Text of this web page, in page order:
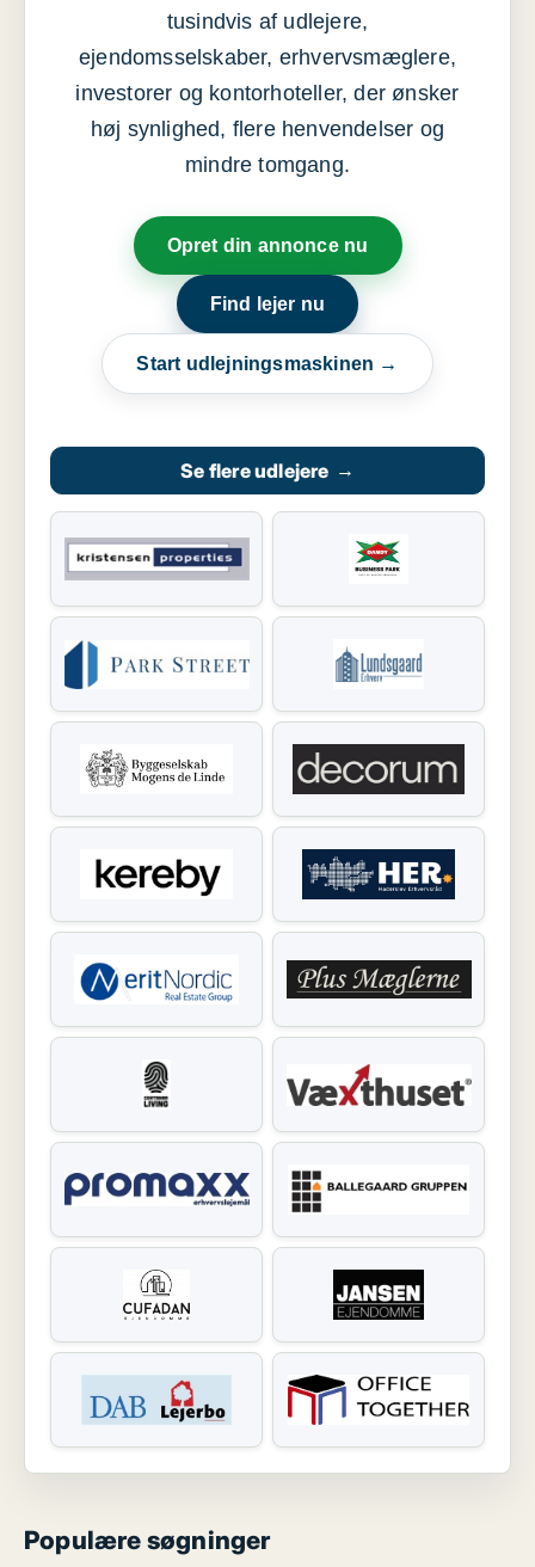
tusindvis af udlejere,
ejendomsselskaber, erhvervsmæglere,
investorer og kontorhoteller, der ønsker
høj synlighed, flere henvendelser og
mindre tomgang.
Opret din annonce nu
Find lejer nu
Start udlejningsmaskinen →
Se flere udlejere →
Populære søgninger